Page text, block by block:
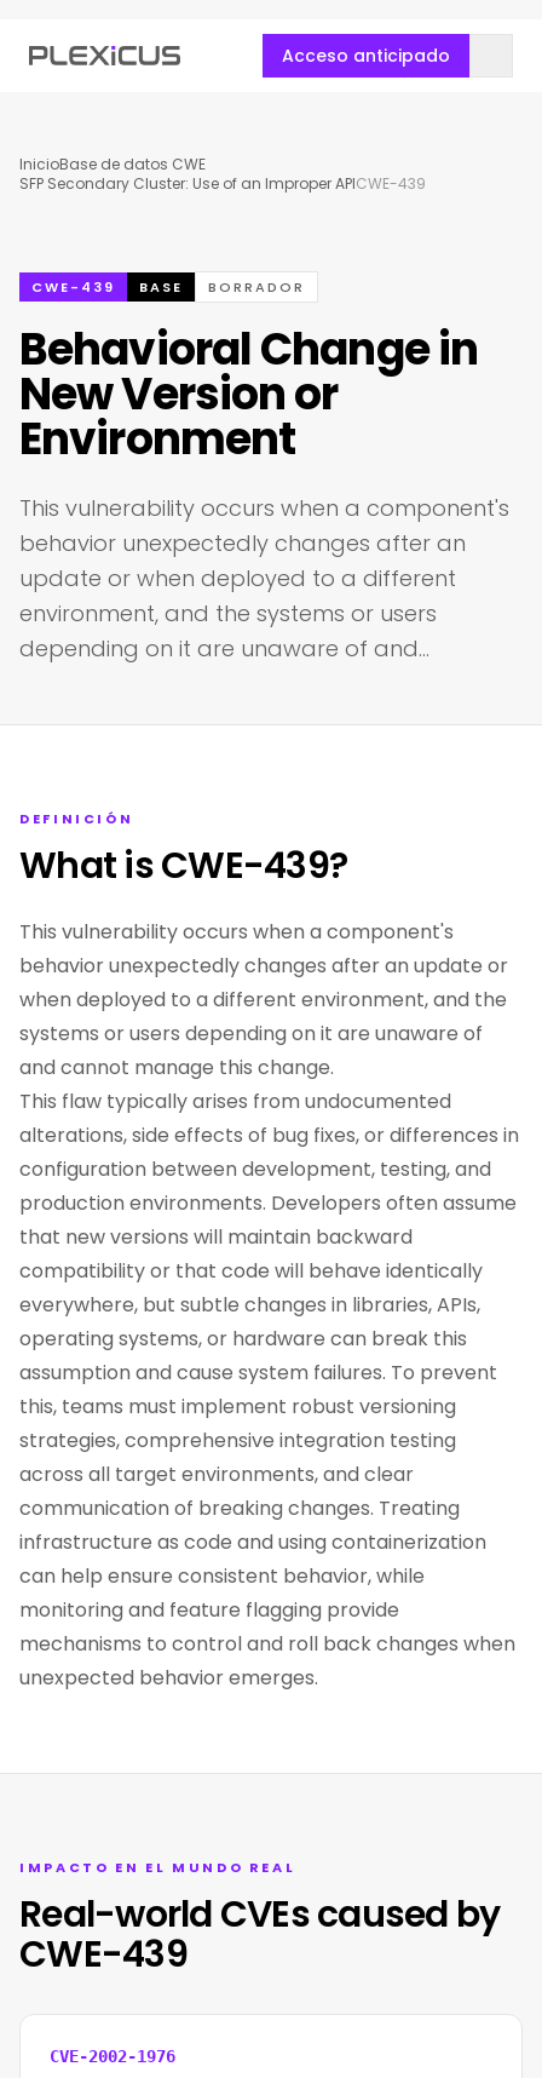
Acceso anticipado
InicioBase de datos CWE
SFP Secondary Cluster: Use of an Improper APICWE-439
CWE-439 BASE BORRADOR
Behavioral Change in
New Version or
Environment
This vulnerability occurs when a component's
behavior unexpectedly changes after an
update or when deployed to a different
environment, and the systems or users
depending on it are unaware of and…
DEFINICIÓN
What is CWE-439?
This vulnerability occurs when a component's
behavior unexpectedly changes after an update or
when deployed to a different environment, and the
systems or users depending on it are unaware of
and cannot manage this change.
This flaw typically arises from undocumented
alterations, side effects of bug fixes, or differences in
configuration between development, testing, and
production environments. Developers often assume
that new versions will maintain backward
compatibility or that code will behave identically
everywhere, but subtle changes in libraries, APIs,
operating systems, or hardware can break this
assumption and cause system failures. To prevent
this, teams must implement robust versioning
strategies, comprehensive integration testing
across all target environments, and clear
communication of breaking changes. Treating
infrastructure as code and using containerization
can help ensure consistent behavior, while
monitoring and feature flagging provide
mechanisms to control and roll back changes when
unexpected behavior emerges.
IMPACTO EN EL MUNDO REAL
Real-world CVEs caused by
CWE-439
CVE-2002-1976